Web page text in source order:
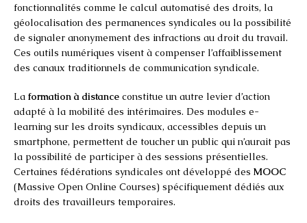
fonctionnalités comme le calcul automatisé des droits, la
géolocalisation des permanences syndicales ou la possibilité
de signaler anonymement des infractions au droit du travail.
Ces outils numériques visent à compenser l’affaiblissement
des canaux traditionnels de communication syndicale.
La formation à distance constitue un autre levier d’action
adapté à la mobilité des intérimaires. Des modules e-
learning sur les droits syndicaux, accessibles depuis un
smartphone, permettent de toucher un public qui n’aurait pas
la possibilité de participer à des sessions présentielles.
Certaines fédérations syndicales ont développé des MOOC
(Massive Open Online Courses) spécifiquement dédiés aux
droits des travailleurs temporaires.